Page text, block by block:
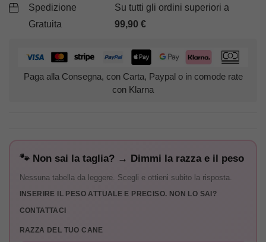
Spedizione
Gratuita
Su tutti gli ordini superiori a
99,90€
Paga alla Consegna, con Carta, Paypal o in comode rate
con Klarna
🐾 Non sai la taglia? → Dimmi la razza e il peso
Nessuna tabella da leggere. Scegli e ottieni subito la risposta.
INSERIRE IL PESO ATTUALE E PRECISO. NON LO SAI?
CONTATTACI
RAZZA DEL TUO CANE